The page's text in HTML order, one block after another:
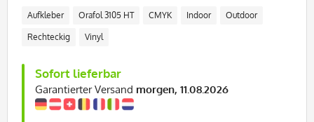
Aufkleber Orafol 3105 HT CMYK Indoor Outdoor
Rechteckig Vinyl
Sofort lieferbar
Garantierter Versand morgen, 11.08.2026